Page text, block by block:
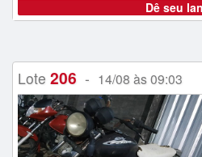
Dê seu
Lote 206 - 14/08 às 09:03